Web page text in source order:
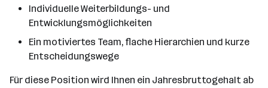
Individuelle Weiterbildungs- und
Entwicklungsmöglichkeiten
Ein motiviertes Team, flache Hierarchien und kurze
Entscheidungswege
Für diese Position wird Ihnen ein Jahresbruttogehalt ab